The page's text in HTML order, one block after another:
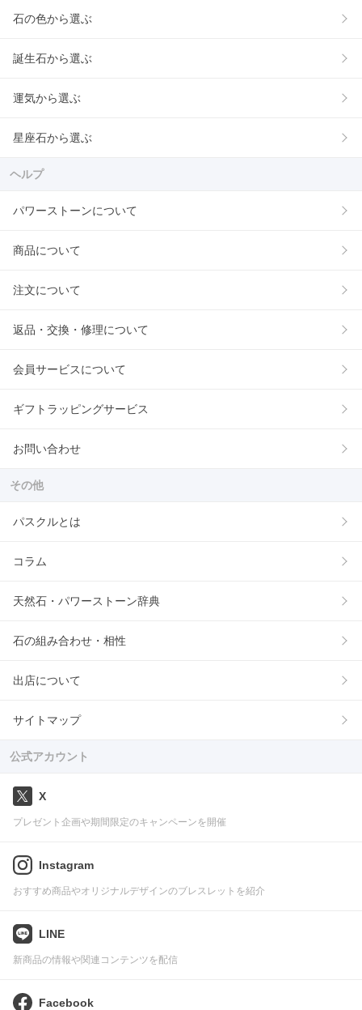
石の色から選ぶ
誕生石から選ぶ
運気から選ぶ
星座石から選ぶ
ヘルプ
パワーストーンについて
商品について
注文について
返品・交換・修理について
会員サービスについて
ギフトラッピングサービス
お問い合わせ
その他
パスクルとは
コラム
天然石・パワーストーン辞典
石の組み合わせ・相性
出店について
サイトマップ
公式アカウント
X
プレゼント企画や期間限定のキャンペーンを開催
Instagram
おすすめ商品やオリジナルデザインのブレスレットを紹介
LINE
新商品の情報や関連コンテンツを配信
Facebook